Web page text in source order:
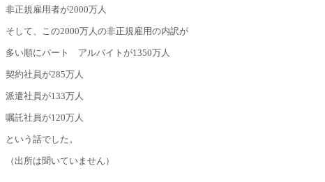
非正規雇用者が2000万人
そして、この2000万人の非正規雇用の内訳が
多い順にパート アルバイトが1350万人
契約社員が285万人
派遣社員が133万人
嘱託社員が120万人
という話でした。
（出所は聞いていません）